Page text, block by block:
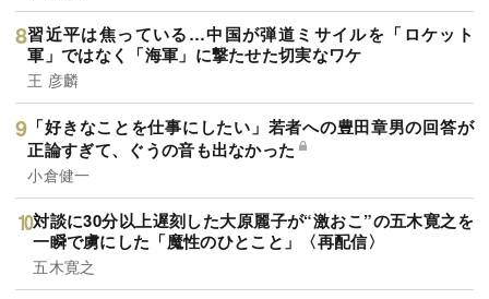
習近平は焦っている…中国が弾道ミサイルを「ロケット
軍」ではなく「海軍」に撃たせた切実なワケ
王 彦麟
「好きなことを仕事にしたい」若者への豊田章男の回答が
正論すぎて、ぐうの音も出なかった
小倉健一
対談に30分以上遅刻した大原麗子が“激おこ”の五木寛之を
一瞬で虜にした「魔性のひとこと」〈再配信〉
五木寛之